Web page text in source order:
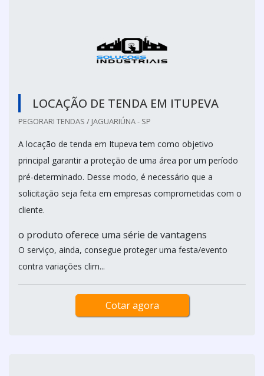
LOCAÇÃO DE TENDA EM ITUPEVA
PEGORARI TENDAS / JAGUARIÚNA - SP
A locação de tenda em Itupeva tem como objetivo
principal garantir a proteção de uma área por um período
pré-determinado. Desse modo, é necessário que a
solicitação seja feita em empresas comprometidas com o
cliente.
o produto oferece uma série de vantagens
O serviço, ainda, consegue proteger uma festa/evento
contra variações clim...
Cotar agora